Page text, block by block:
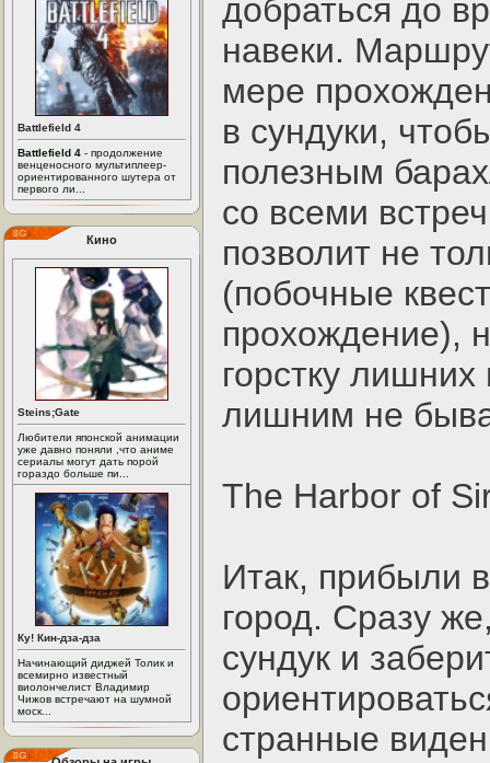
Battlefield 4
Battlefield 4 - продолжение
венценосного мультиплеер-
ориентированного шутера от
первого ли...
Кино
Steins;Gate
Любители японской анимации
уже давно поняли ,что аниме
сериалы могут дать порой
гораздо больше пи...
Ку! Кин-дза-дза
Начинающий диджей Толик и
всемирно известный
виолончелист Владимир
Чижов встречают на шумной
моск...
добраться до
навеки.
мере
в сундуки,
полезным
со всеми
позволит не
(побочные
прохождение),
горстку
лишним не
The Harbor of
Итак, прибыли
город. Сразу
сундук и
странные